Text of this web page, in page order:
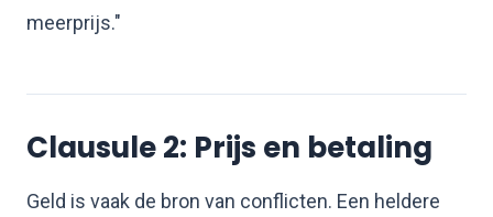
meerprijs."
Clausule 2: Prijs en betaling
Geld is vaak de bron van conflicten. Een heldere